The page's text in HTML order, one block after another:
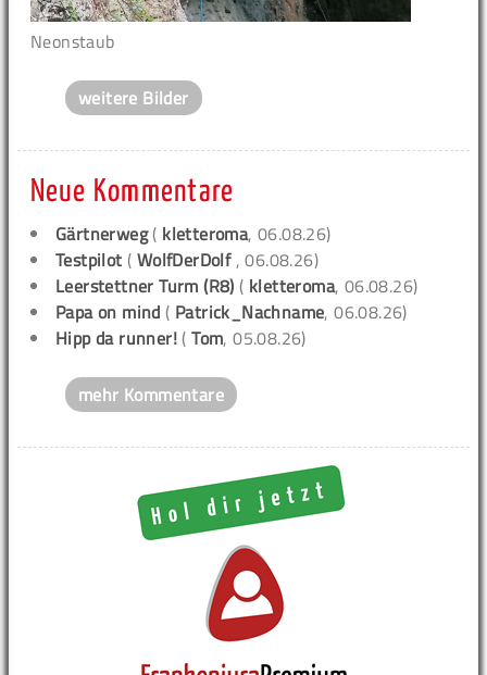
Neonstaub
weitere Bilder
Neue Kommentare
Gärtnerweg( kletteroma, 06.08.26)
Testpilot ( WolfDerDolf , 06.08.26)
Leerstettner Turm (R8) ( kletteroma, 06.08.26)
Papa on mind ( Patrick_Nachname, 06.08.26)
Hipp da runner! (Tom, 05.08.26)
mehr Kommentare